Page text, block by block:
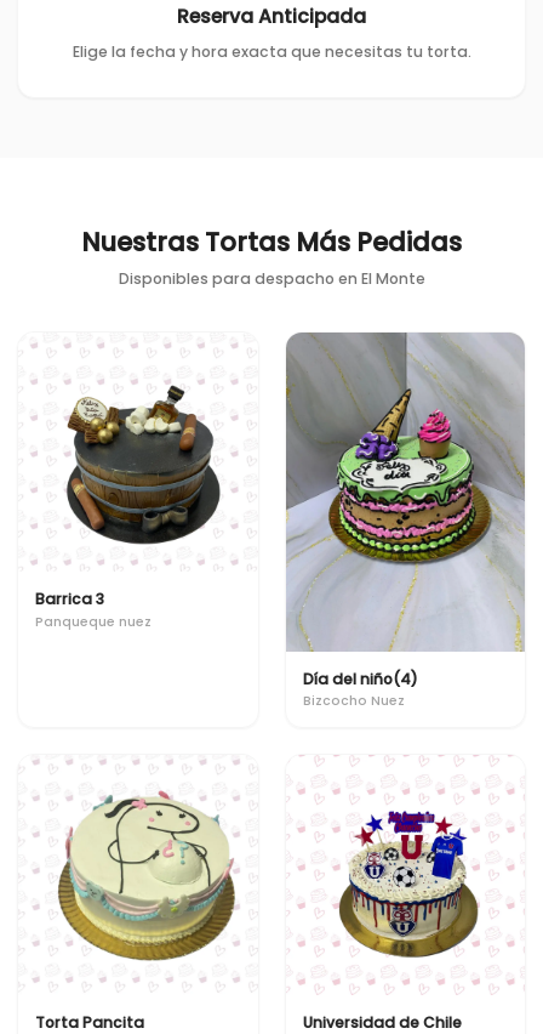
Reserva Anticipada
Elige la fecha y hora exacta que necesitas tu torta.
Nuestras Tortas Más Pedidas
Disponibles para despacho en El Monte
Barrica 3
Panqueque nuez
Día del niño(4)
Bizcocho Nuez
Torta Pancita Universidad de Chile